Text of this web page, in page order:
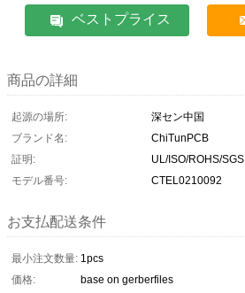
ベストプライス
商品の詳細
起源の場所:
深セン中国
ブランド名:
ChiTunPCB
証明:
UL/ISO/ROHS/SGS
モデル番号:
CTEL0210092
お支払配送条件
最小注文数量: 1pcs
価格:
base on gerberfiles